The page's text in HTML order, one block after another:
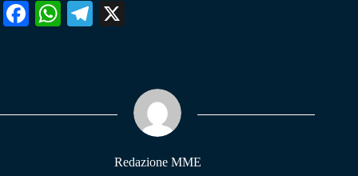
Fa W
pp
Te
m
Redazione MME